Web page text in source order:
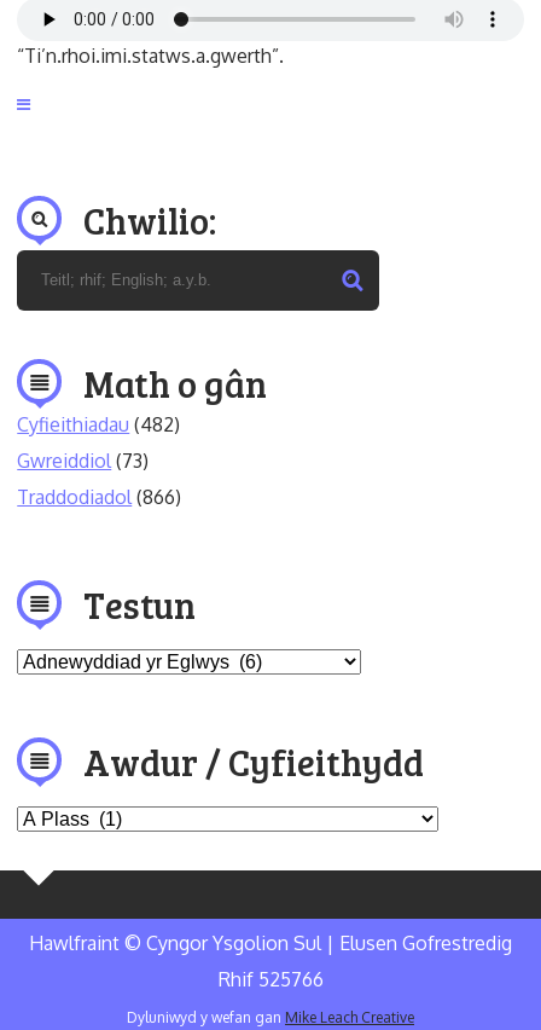
“Ti’n.rhoi.imi.statws.a.gwerth”.
Chwilio:
Math o gân
Cyfieithiadau (482)
Gwreiddiol (73)
Traddodiadol (866)
Testun
Awdur / Cyfieithydd
Hawlfraint © Cyngor Ysgolion Sul | Elusen Gofrestredig
Rhif 525766
Dyluniwyd y wefan gan Mike Leach Creative